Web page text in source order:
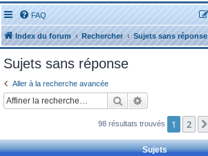
FAQ
Index du forum Rechercher Sujets sans réponse
Sujets sans réponse
Aller à la recherche avancée
Rechercher
98 résultats trouvés 1 2
Sujets